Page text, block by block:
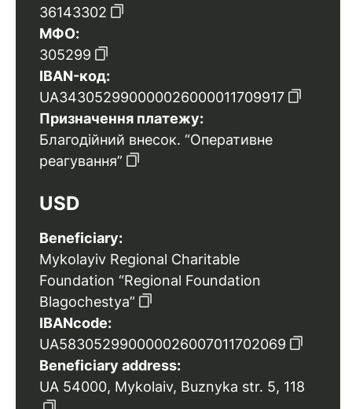
36143302
МФО:
305299
IBAN-код:
UA343052990000026000011709917
Призначення платежу:
Благодійний внесок. “Оперативне
реагування”
USD
Beneficiary:
Mykolayiv Regional Charitable
Foundation “Regional Foundation
Blagochestya”
IBANcode:
UA583052990000026007011702069
Beneficiary address:
UA 54000, Mykolaiv, Buznyka str. 5, 118